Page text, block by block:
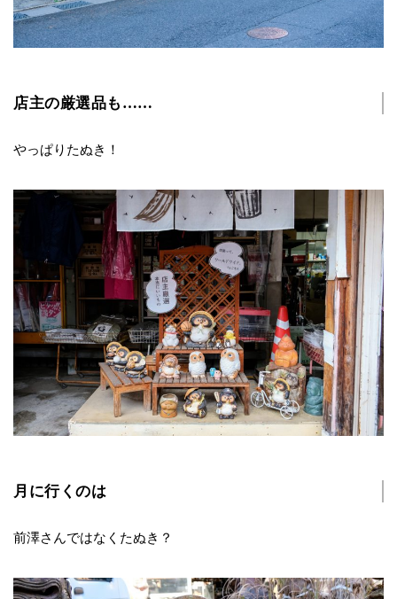
店主の厳選品も……
やっぱりたぬき！
月に行くのは
前澤さんではなくたぬき？